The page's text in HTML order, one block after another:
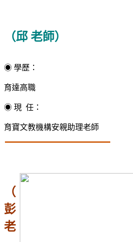
（邱 老師）
◉ 學歷：
育達高職
◉ 現 任：
育寶文教機構安親助理老師
（
彭
老